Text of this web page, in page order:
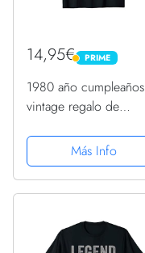
14,95€ PRIME
PRIME
1980 año cumpleaños
vintage regalo de
Más Info